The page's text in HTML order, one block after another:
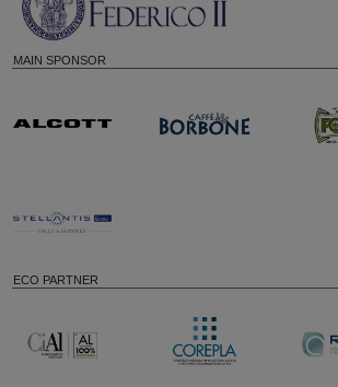
MAIN SPONSOR
ECO PARTNER